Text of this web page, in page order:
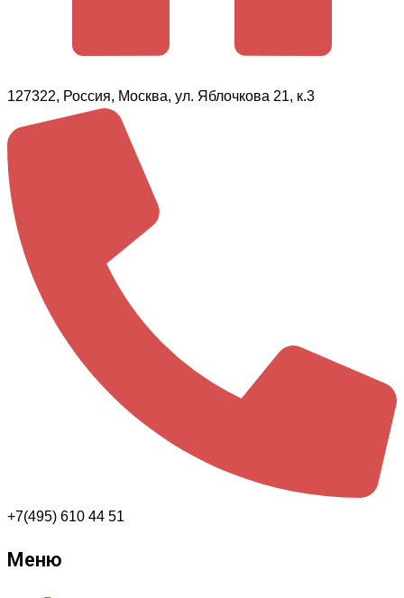
127322, Россия, Москва, ул. Яблочкова 21, к.3
+7(495) 610 44 51
Меню